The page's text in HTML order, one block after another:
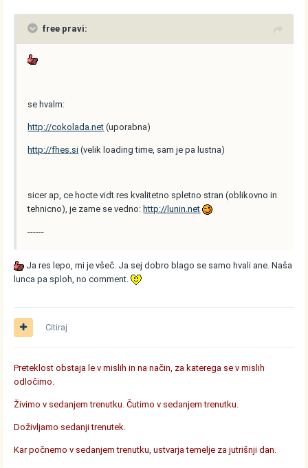
free pravi:
se hvalm:
http://cokolada.net (uporabna)
http://fhes.si (velik loading time, sam je pa lustna)
sicer ap, ce hocte vidt res kvalitetno spletno stran (oblikovno in
tehnicno), je zame se vedno: http://lunin.net
------
Ja res lepo, mi je všeč. Ja sej dobro blago se samo hvali ane. Naša
lunca pa sploh, no comment.
Citiraj
Preteklost obstaja le v mislih in na način, za katerega se v mislih
odločimo.
Živimo v sedanjem trenutku. Čutimo v sedanjem trenutku.
Doživljamo sedanji trenutek.
Kar počnemo v sedanjem trenutku, ustvarja temelje za jutrišnji dan.